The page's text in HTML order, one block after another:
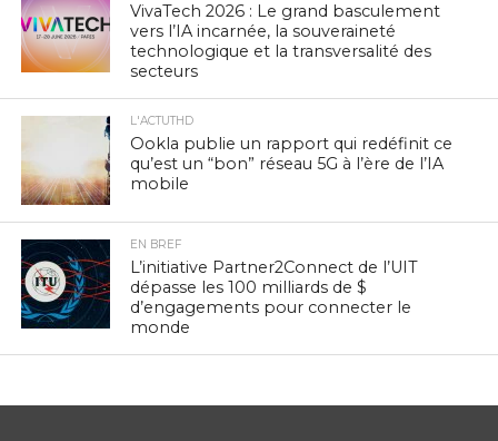
VivaTech 2026 : Le grand basculement
vers l’IA incarnée, la souveraineté
technologique et la transversalité des
secteurs
L'ACTUTHD
Ookla publie un rapport qui redéfinit ce
qu’est un “bon” réseau 5G à l’ère de l’IA
mobile
EN BREF
L’initiative Partner2Connect de l’UIT
dépasse les 100 milliards de $
d’engagements pour connecter le
monde